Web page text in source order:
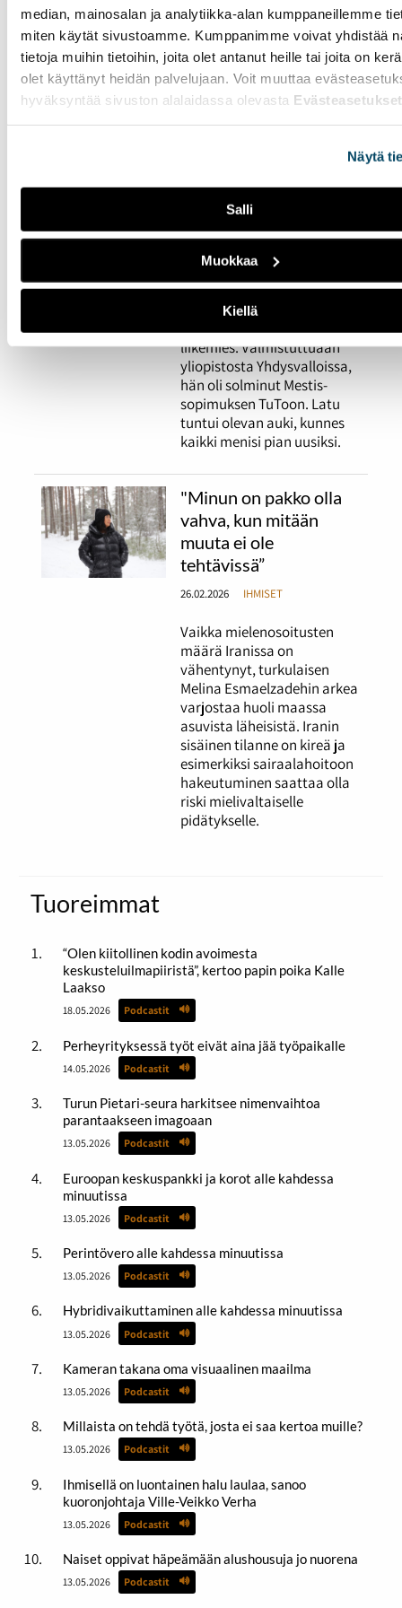
median, mainosalan ja analytiikka-alan kumppaneillemme
miten käytät sivustoamme. Kumppanimme voivat yhdistää
tietoja muihin tietoihin, joita olet antanut heille tai joita on
olet käyttänyt heidän palvelujaan. Voit muuttaa
hyväksyntää sivuston alalaidassa olevasta Evästeasetukset
Näytä
Salli
Muokkaa
Kiellä
32-vuotias Hanna Tikander
kuvailee etähaastattelussa
omaa henkilöbrändiään.
Sanoissa on samaa
energiaa, joka välittyy
hänen sosiaalisen median
päättyi TuTon
treeneissä
26.02.2026 IHMISET
Ville Runola, 33, on entinen
jääkiekkoilija ja nykyinen
liikemies. Valmistuttuaan
yliopistosta Yhdysvalloissa,
hän oli solminut Mestis-
sopimuksen TuToon. Latu
tuntui olevan auki, kunnes
kaikki menisi pian uusiksi.
"Minun on pakko olla
vahva, kun mitään
muuta ei ole
tehtävissä”
26.02.2026 IHMISET
Vaikka mielenosoitusten
määrä Iranissa on
vähentynyt, turkulaisen
Melina Esmaelzadehin arkea
varjostaa huoli maassa
asuvista läheisistä. Iranin
sisäinen tilanne on kireä ja
esimerkiksi sairaalahoitoon
hakeutuminen saattaa olla
riski mielivaltaiselle
pidätykselle.
Tuoreimmat
“Olen kiitollinen kodin avoimesta
keskusteluilmapiiristä”, kertoo papin poika Kalle
Laakso
18.05.2026 Podcastit
Perheyrityksessä työt eivät aina jää työpaikalle
14.05.2026 Podcastit
Turun Pietari-seura harkitsee nimenvaihtoa
parantaakseen imagoaan
13.05.2026 Podcastit
Euroopan keskuspankki ja korot alle kahdessa
minuutissa
13.05.2026 Podcastit
Perintövero alle kahdessa minuutissa
13.05.2026 Podcastit
Hybridivaikuttaminen alle kahdessa minuutissa
13.05.2026 Podcastit
Kameran takana oma visuaalinen maailma
13.05.2026 Podcastit
Millaista on tehdä työtä, josta ei saa kertoa muille?
13.05.2026 Podcastit
Ihmisellä on luontainen halu laulaa, sanoo
kuoronjohtaja Ville-Veikko Verha
13.05.2026 Podcastit
Naiset oppivat häpeämään alushousuja jo nuorena
13.05.2026 Podcastit